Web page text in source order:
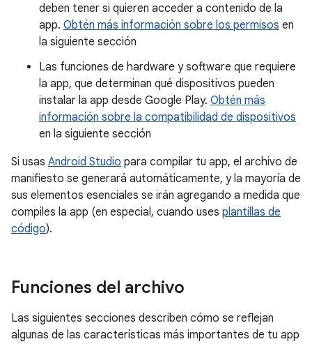
deben tener si quieren acceder a contenido de la
app. Obtén más información sobre los permisos en
la siguiente sección
Las funciones de hardware y software que requiere
la app, que determinan qué dispositivos pueden
instalar la app desde Google Play. Obtén más
información sobre la compatibilidad de dispositivos
en la siguiente sección
Si usas Android Studio para compilar tu app, el archivo de
manifiesto se generará automáticamente, y la mayoría de
sus elementos esenciales se irán agregando a medida que
compiles la app (en especial, cuando uses plantillas de
código).
Funciones del archivo
Las siguientes secciones describen cómo se reflejan
algunas de las características más importantes de tu app